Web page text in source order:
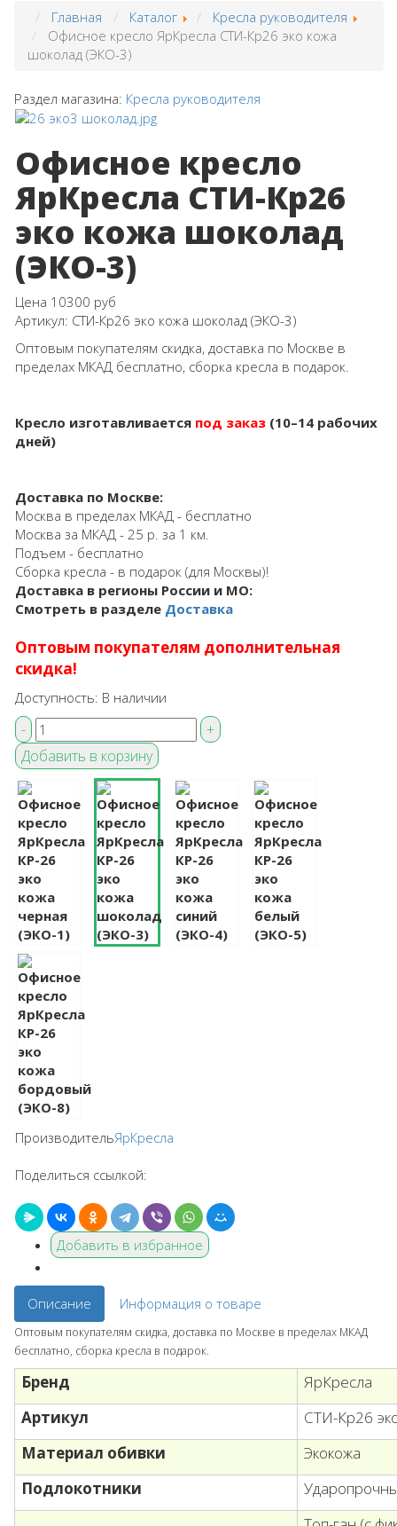
Главная
Каталог
Кресла руководителя
Офисное кресло ЯрКресла СТИ-Кр26 эко кожа
шоколад (ЭКО-3)
Раздел магазина: Кресла руководителя
Офисное кресло
ЯрКресла СТИ-Кр26
эко кожа шоколад
(ЭКО-3)
Цена 10300 руб
Артикул: СТИ-Кр26 эко кожа шоколад (ЭКО-3)
Оптовым покупателям скидка, доставка по Москве в
пределах МКАД бесплатно, сборка кресла в подарок.
Кресло изготавливается под заказ (10–14 рабочих
дней)
Доставка по Москве:
Москва в пределах МКАД - бесплатно
Москва за МКАД - 25 р. за 1 км.
Подъем - бесплатно
Сборка кресла - в подарок (для Москвы)!
Доставка в регионы России и МО:
Смотреть в разделе Доставка
Оптовым покупателям дополнительная
скидка!
Доступность: В наличии
ПроизводительЯрКресла
Поделиться ссылкой:
Добавить в избранное
Описание Информация о товаре
Оптовым покупателям скидка, доставка по Москве в пределах МКАД
бесплатно, сборка кресла в подарок.
Бренд
ЯрКресла
Артикул
СТИ-Кр26
Материал обивки
Экокожа
Подлокотники